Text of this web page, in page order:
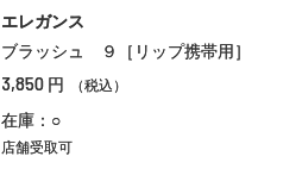
エレガンス
ブラッシュ ９［リップ携帯用］
3,850 円 （税込）
在庫：○
店舗受取可